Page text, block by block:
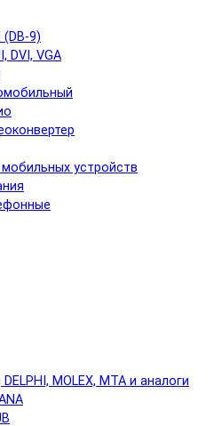
(DB-9)
DVI, VGA
устройств
DELPHI, MOLEX, MTA и аналоги